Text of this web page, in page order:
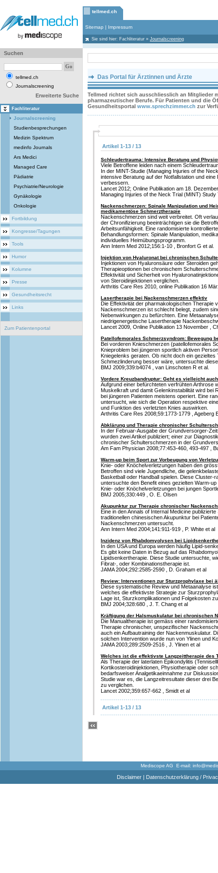
tellmed.ch
Sitemap | Impressum
Sie sind hier: Fachliteratur » Journalscreening
Suchen
tellmed.ch
Journalscreening
Erweiterte Suche
Fachliteratur
Journalscreening
Studienbesprechungen
Medizin Spektrum
medinfo Journals
Ars Medici
Managed Care
Pädiatrie
Psychiatrie/Neurologie
Gynäkologie
Onkologie
Fortbildung
Kongresse/Tagungen
Tools
Humor
Kolumne
Presse
Gesundheitsrecht
Links
Zum Patientenportal
Das Portal für Ärztinnen und Ärzte
Tellmed richtet sich ausschliesslich an Mitglieder
pharmazeutischer Berufe. Für Patienten und die
Gesundheitsportal www.sprechzimmer.ch zur
Artikel 1-13 / 13
Schleudertrauma: Intensive Beratung und
Viele Betroffene leiden nach einem
In der MINT-Studie (Managing Injuries of the
intensive Beratung auf der Notfallstation und
verbessern.
Lancet 2012; Online Publikation am 18.
Managing Injuries of the Neck Trial (MINT) Study
Nackenschmerzen: Spinale Manipulation und
medikamentöse Schmerztherapie
Nackenschmerzen sind weit verbreitet. Oft
der Chronifizierung beeinträchtigen sie die
Arbeitsunfähigkeit. Eine randomisierte
Behandlungsformen: Spinale Manipulation,
individuelles Heimübungsprogramm.
Ann Intern Med 2012;156:1-10 , Bronfort G et al.
Injektion von Hyaluronat bei chronischen
Injektionen von Hyaluronsäure oder Steroiden
Therapieoptionen bei chronischem
Effektivität und Sicherheit von
von Steroidinjektionen verglichen.
Arthritis Care Res 2010, online Publikation 16
Lasertherapie bei Nackenschmerzen effektiv
Die Effektivität der pharmakologischen Therapie
Nackenschmerzen ist schlecht belegt, zudem
Nebenwirkungen zu befürchten. Eine
niedrigenergetische Lasertherapie
Lancet 2009, Online Publikation 13 November ,
Patellofemorales Schmerzsyndrom: Bewegung
Bei vorderen Knieschmerzen (patellofemorales
Knieproblem bei jüngeren sportlich aktiven
Kniegelenks geraten. Ob nicht doch ein gezieltes
Schmezlinderung besser wäre, untersuchte
BMJ 2009;339:b4074 , van Linschoten R et al.
Vordere Kreuzbandruptur: Geht es vielleicht
Aufgrund einer befürchteten verfrühten Arthrose
Muskelkraft und damit Gelenkinstabilität wird bei
bei jüngeren Patienten meistens operiert. Eine
untersucht, wie sich die Operation respektive
und Funktion des verletzten Knies auswirken.
Arthritis Care Res 2008;59:1773-1779 , Ageberg
Abklärung und Therapie chronischer
In der Februar-Ausgabe der Grundversorger-
wurden zwei Artikel publiziert; einer zur
chronischer Schulterschmerzen in der
Am Fam Physician 2008;77:453-460, 493-497 ,
Warm-up beim Sport zur Vorbeugung von
Knie- oder Knöchelverletzungen haben den
Betroffen sind viele Jugendliche, die
Basketball oder Handball spielen. Diese Cluster-
untersuchte den Benefit eines gezielten Warm-
Knie- oder Knöchelverletzungen bei jungen
BMJ 2005;330:449 , O. E. Olsen
Akupunktur zur Therapie chronischer
Eine in den Annals of Internal Medicine
traditionellen chinesischen Akupunktur bei
Nackenschmerzen untersucht.
Ann Intern Med 2004;141:911-919 , P. White et al
Inzidenz von Rhabdomyolysen bei
In den USA und Europa werden häufig Lipid-
Es gibt keine Daten in Bezug auf das
Lipidsenkertherapie. Diese Studie untersuchte,
Fibrat-, oder Kombinationstherapie ist.
JAMA 2004;292:2585-2590 , D. Graham et al
Review: Interventionen zur Sturzprophylaxe bei
Diese systematische Review und Metaanalyse
welches die effektivste Strategie zur
Lage ist, Sturzkomplikationen und Folgekosten
BMJ 2004;328:680 , J. T. Chang et al
Kräftigung der Halsmuskulatur bei chronischen
Die Manualtherapie ist gemäss einer
Therapie chronischer, unspezifischer
auch ein Aufbautraining der Nackenmuskulatur.
solchen Intervention wurde nun von Ylinen und
JAMA 2003;289:2509-2516 , J. Ylinen et al
Welches ist die effektivste Langzeittherapie des
Als Therapie der laterlaten Epikondylitis
Kortikosteroidinjektionen, Physiotherapie oder
bedarfsweiser Analgetikaeinnahme zur
Studie war es, die Langzeitresultate dieser drei
zu verglichen.
Lancet 2002;359:657-662 , Smidt et al
Artikel 1-13 / 13
Mediscope AG E-mail:
Disclaimer| Datenschutzerklärung /